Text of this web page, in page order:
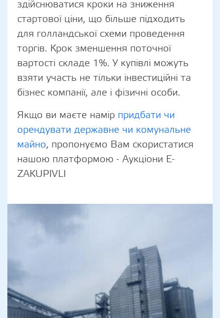
здійснюватися кроки на зниження
стартової ціни, що більше підходить
для голландської схеми проведення
торгів. Крок зменшення поточної
вартості складе 1%. У купівлі можуть
взяти участь не тільки інвестиційні та
бізнес компанії, але і фізичні особи.
Якщо ви маєте намір придбати чи
орендувати державне чи комунальне
майно, пропонуємо Вам скористатися
нашою платформою - Аукціони E-
ZAKUPIVLI